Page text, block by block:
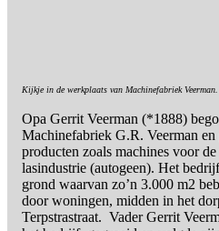
Kijkje in de werkplaats van Machinefabriek Veerman.
Opa Gerrit Veerman (*1888)
Machinefabriek G.R. Veerman
producten zoals machines voor
lasindustrie (autogeen). Het
grond waarvan zo’n 3.000 m2
door woningen, midden in het
Terpstrastraat. Vader Gerrit